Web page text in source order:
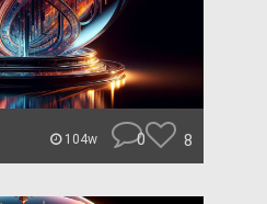
104w 0 8